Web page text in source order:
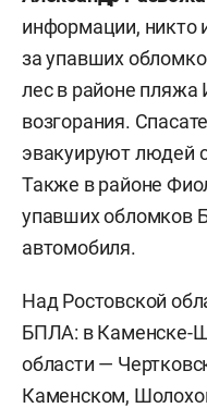
информации, никто
за упавших
лес в районе пляжа
возгорания.
эвакуируют людей
Также в районе
упавших обломков
автомобиля.
Над Ростовской
БПЛА: в Каменске-
области —
Каменском,